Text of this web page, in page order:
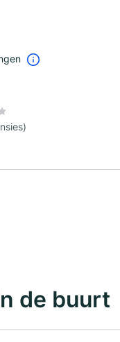
de buurt